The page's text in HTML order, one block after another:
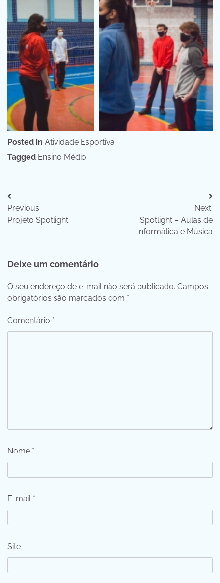
Posted in Atividade Esportiva
Tagged Ensino Médio
Navegação
de
Previous:
Projeto Spotlight
Next:
Spotlight – Aulas de
Informática e Música
Deixe um comentário
O seu endereço de e-mail não será publicado. Campos
obrigatórios são marcados com *
Comentário *
Nome *
E-mail *
Site